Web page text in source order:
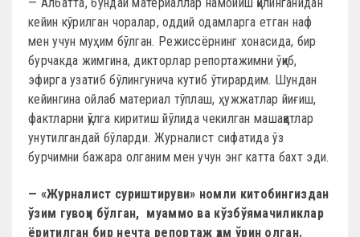
кейин кўрилган чоралар, оддий одамларга етган наф
мен учун муҳим бўлган. Режиссёрнинг хонасида, бир
бурчакда жимгина, дикторлар репортажимни ўқиб,
эфирга узатиб бўлингунича кутиб ўтирардим. Шундан
ке­йин­гина ойлаб материал тўплаш, ҳужжатлар йиғиш,
фактларни қўлга киритиш йўлида чекилган машаққатлар
унутилгандай бўларди. Журналист сифатида ўз
бурчимни бажара олганим мен учун энг катта бахт эди.
— «Журналист суриштируви» номли китобингиздан
ўзим гувоҳи бўлган, муаммо ва кўзбўямачиликлар
ёритилган бир нечта репортаж ҳам ўрин олган.